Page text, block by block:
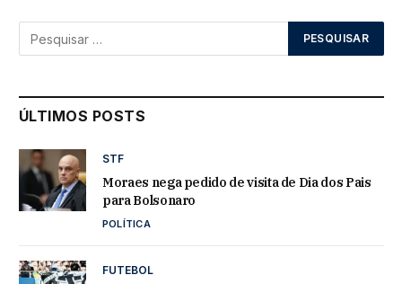
ÚLTIMOS POSTS
STF
Moraes nega pedido de visita de Dia dos Pais
para Bolsonaro
POLÍTICA
FUTEBOL